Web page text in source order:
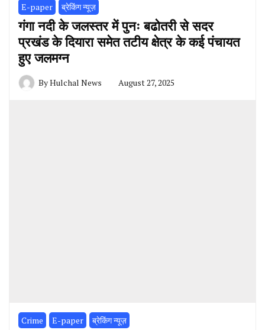
E-paper ब्रेकिंग न्यूज़
गंगा नदी के जलस्तर में पुनः बढोतरी से सदर
प्रखंड के दियारा समेत तटीय क्षेत्र के कई पंचायत
हुए जलमग्न
ByHulchal News August 27, 2025
Crime E-paper ब्रेकिंग न्यूज़